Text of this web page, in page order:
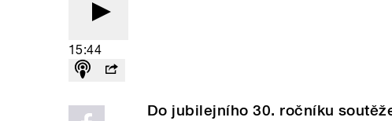
15:44
Do jubilejního 30. ročníku